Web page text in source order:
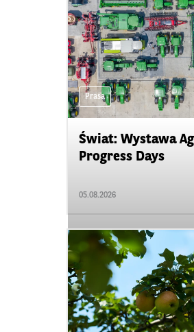
Prasa
Świat: Wystawa Ag
Progress Days
05.08.2026